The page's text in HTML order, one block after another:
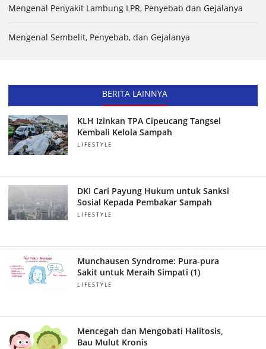
Mengenal Penyakit Lambung LPR, Penyebab dan Gejalanya
Mengenal Sembelit, Penyebab, dan Gejalanya
BERITA LAINNYA
KLH Izinkan TPA Cipeucang Tangsel
Kembali Kelola Sampah
LIFESTYLE
DKI Cari Payung Hukum untuk Sanksi
Sosial Kepada Pembakar Sampah
LIFESTYLE
Munchausen Syndrome: Pura-pura
Sakit untuk Meraih Simpati (1)
LIFESTYLE
Mencegah dan Mengobati Halitosis,
Bau Mulut Kronis